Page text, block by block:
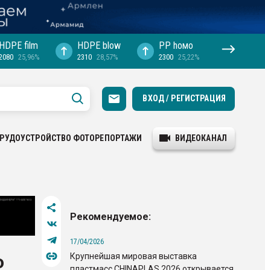
HDPE film
25,96%
HDPE blow
2310 28,57%
PP hомо
2300 25,22%
ВХОД / РЕГИСТРАЦИЯ
ФОТОРЕПОРТАЖИ ВИДЕОКАНАЛ
Рекомендуемое:
17/04/2026
Крупнейшая мировая выставка